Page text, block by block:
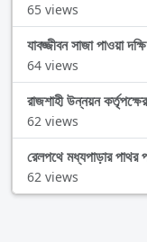
65 views
যাবজ্জীবন সাজা পাওয়া
64 views
রাজশাহী উন্নয়ন
62 views
রেলপথে মধ্যপাড়ার পাথর
62 views